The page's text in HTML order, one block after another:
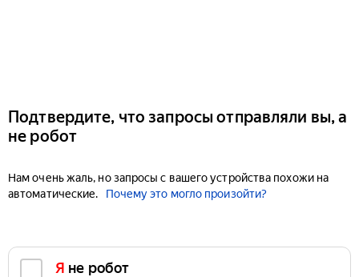
Подтвердите, что запросы отправляли вы, а
не робот
Нам очень жаль, но запросы с вашего устройства похожи на
автоматические.
Почему это могло произойти?
Я не робот